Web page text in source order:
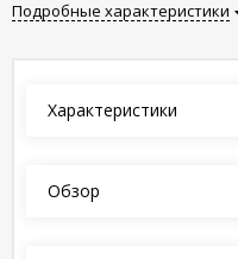
Подробные характеристики
Характеристики
Обзор